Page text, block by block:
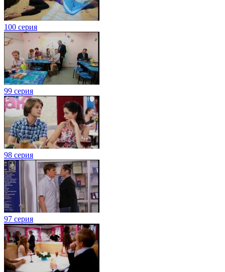
100 серия
99 серия
98 серия
97 серия